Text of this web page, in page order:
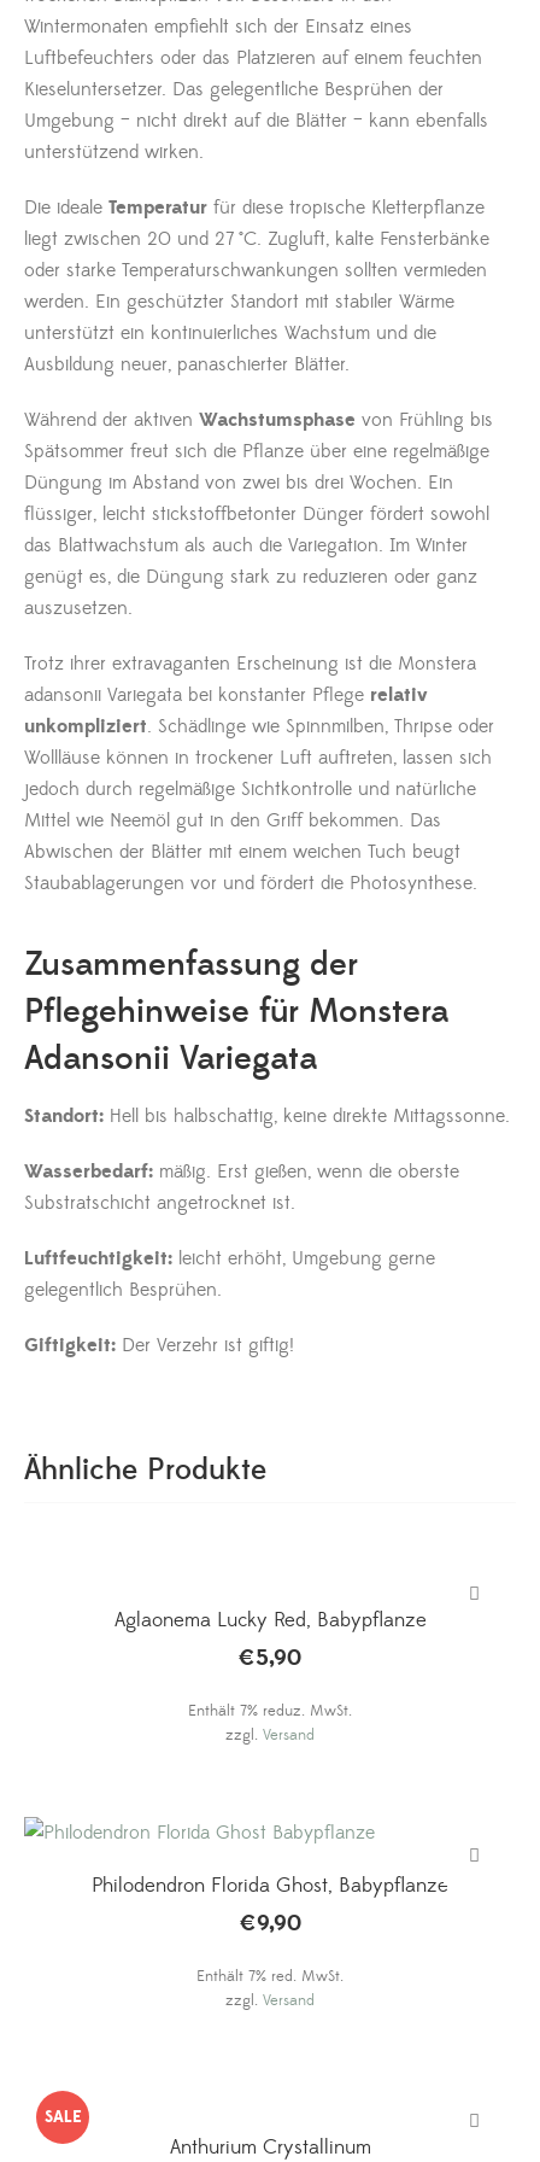
Wintermonaten empfiehlt sich der Einsatz eines
Luftbefeuchters oder das Platzieren auf einem feuchten
Kieseluntersetzer. Das gelegentliche Besprühen der
Umgebung – nicht direkt auf die Blätter – kann ebenfalls
unterstützend wirken.
Die ideale Temperatur für diese tropische Kletterpflanze
liegt zwischen 20 und 27 °C. Zugluft, kalte Fensterbänke
oder starke Temperaturschwankungen sollten vermieden
werden. Ein geschützter Standort mit stabiler Wärme
unterstützt ein kontinuierliches Wachstum und die
Ausbildung neuer, panaschierter Blätter.
Während der aktiven Wachstumsphase von Frühling bis
Spätsommer freut sich die Pflanze über eine regelmäßige
Düngung im Abstand von zwei bis drei Wochen. Ein
flüssiger, leicht stickstoffbetonter Dünger fördert sowohl
das Blattwachstum als auch die Variegation. Im Winter
genügt es, die Düngung stark zu reduzieren oder ganz
auszusetzen.
Trotz ihrer extravaganten Erscheinung ist die Monstera
adansonii Variegata bei konstanter Pflege relativ
unkompliziert. Schädlinge wie Spinnmilben, Thripse oder
Wollläuse können in trockener Luft auftreten, lassen sich
jedoch durch regelmäßige Sichtkontrolle und natürliche
Mittel wie Neemöl gut in den Griff bekommen. Das
Abwischen der Blätter mit einem weichen Tuch beugt
Staubablagerungen vor und fördert die Photosynthese.
Zusammenfassung der
Pflegehinweise für Monstera
Adansonii Variegata
Standort: Hell bis halbschattig, keine direkte Mittagssonne.
Wasserbedarf: mäßig. Erst gießen, wenn die oberste
Substratschicht angetrocknet ist.
Luftfeuchtigkeit: leicht erhöht, Umgebung gerne
gelegentlich Besprühen.
Giftigkeit: Der Verzehr ist giftig!
Ähnliche Produkte
Aglaonema Lucky Red, Babypflanze
€5,90
Enthält 7% reduz. MwSt.
zzgl. Versand
Philodendron Florida Ghost, Babypflanze
€9,90
Enthält 7% red. MwSt.
zzgl. Versand
SALE
Anthurium Crystallinum